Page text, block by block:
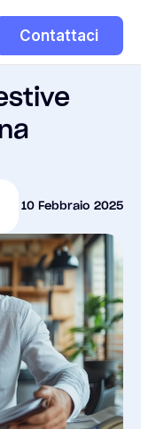
Contattaci
10 Febbraio 2025